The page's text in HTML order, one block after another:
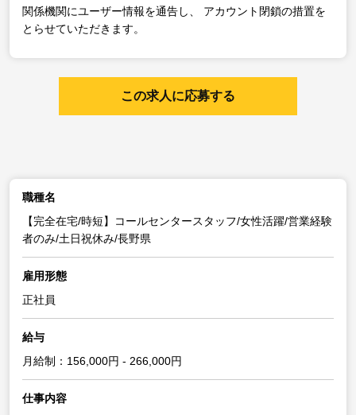
関係機関にユーザー情報を通告し、
アカウント閉鎖の措置を
とらせていただきます。
この求人に応募する
職種名
【完全在宅/時短】コールセンタースタッフ/女性活躍/営業経験
者のみ/土日祝休み/長野県
雇用形態
正社員
給与
月給制：156,000円 - 266,000円
仕事内容